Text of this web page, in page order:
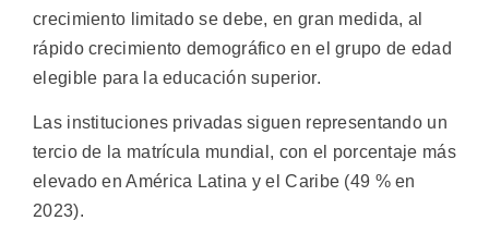
crecimiento limitado se debe, en gran medida, al
rápido crecimiento demográfico en el grupo de edad
elegible para la educación superior.
Las instituciones privadas siguen representando un
tercio de la matrícula mundial, con el porcentaje más
elevado en América Latina y el Caribe (49 % en
2023).